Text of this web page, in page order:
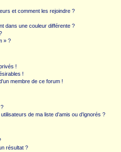
et comment les rejoindre ?
dans une couleur différente ?
» ?
!
!
membre de ce forum !
de ma liste d’amis ou d’ignorés ?
résultat ?